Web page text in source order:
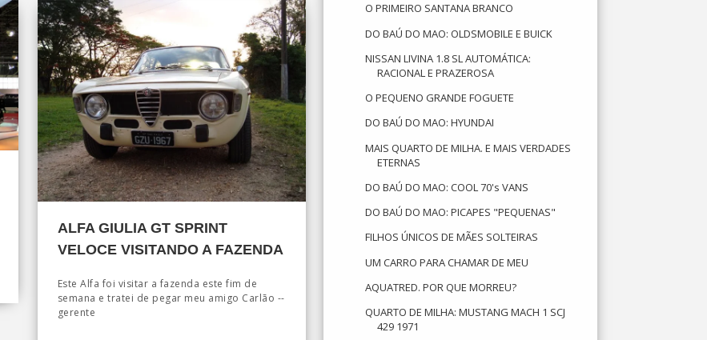
ALFA GIULIA GT SPRINT
VELOCE VISITANDO A FAZENDA
Este Alfa foi visitar a fazenda este fim de
semana e tratei de pegar meu amigo Carlão --
gerente
O PRIMEIRO SANTANA BRANCO
DO BAÚ DO MAO: OLDSMOBILE E BUICK
NISSAN LIVINA 1.8 SL AUTOMÁTICA:
RACIONAL E PRAZEROSA
O PEQUENO GRANDE FOGUETE
DO BAÚ DO MAO: HYUNDAI
MAIS QUARTO DE MILHA. E MAIS VERDADES
ETERNAS
DO BAÚ DO MAO: COOL 70's VANS
DO BAÚ DO MAO: PICAPES "PEQUENAS"
FILHOS ÚNICOS DE MÃES SOLTEIRAS
UM CARRO PARA CHAMAR DE MEU
AQUATRED. POR QUE MORREU?
QUARTO DE MILHA: MUSTANG MACH 1 SCJ
429 1971